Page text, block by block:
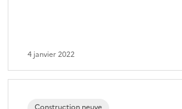
4 janvier 2022